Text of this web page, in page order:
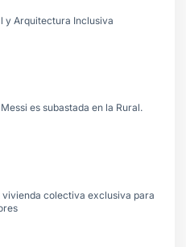
y Arquitectura Inclusiva
es subastada en la Rural.
vivienda colectiva exclusiva para